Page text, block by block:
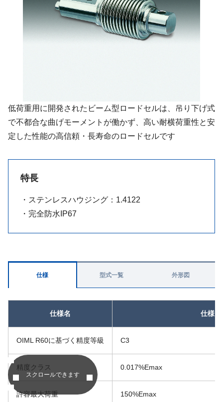
低荷重用に開発されたビーム型ロードセルは、吊り下げ式
で不都合な曲げモーメントが働かず、高い耐横荷重性と安
定した性能の高信頼・長寿命のロードセルです
特長
・ステンレスハウジング：1.4122
・完全防水IP67
仕様
スクロールできます
仕様名 仕様内
OIML R60に基づく精度等級 C3
精度クラス 0.017%Emax
許容最大荷重 150%Emax
型式一覧 外形図